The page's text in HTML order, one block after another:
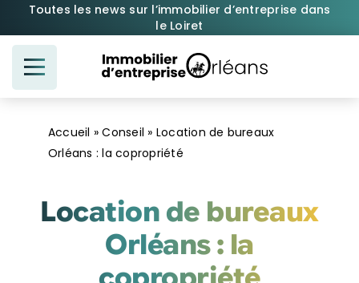
Passer
contenu
Toutes les news sur l’immobilier d’entreprise dans
le Loiret
Accueil »Conseil » Location de bureaux
Orléans : la copropriété
Location de bureaux
Orléans : la